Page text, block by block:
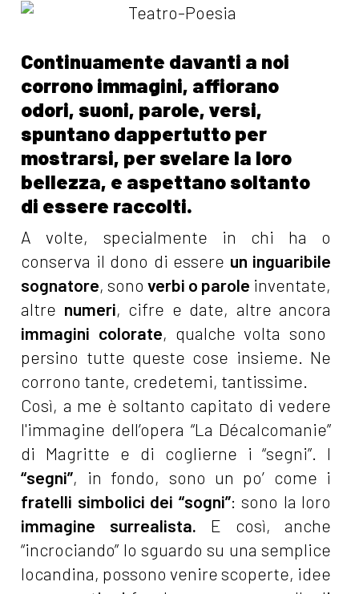
Continuamente davanti a noi
corrono immagini, affiorano
odori, suoni, parole, versi,
spuntano dappertutto per
mostrarsi, per svelare la loro
bellezza, e aspettano soltanto
di essere raccolti.
A volte, specialmente in chi ha o
conserva il dono di essere un inguaribile
sognatore, sonoverbi o parole inventate,
altre numeri, cifre e date, altre ancora
immagini colorate, qualche volta sono
persino tutte queste cose insieme. Ne
corrono tante, credetemi, tantissime.
Così, a me è soltanto capitato di vedere
l'immagine dell’opera “La Décalcomanie”
di Magritte e di coglierne i “segni”. I
“segni”, in fondo, sono un po’ come i
fratelli simbolici dei “sogni”: sono la loro
immagine surrealista. E così, anche
“incrociando” lo sguardo su una semplice
locandina, possono venire scoperte, idee